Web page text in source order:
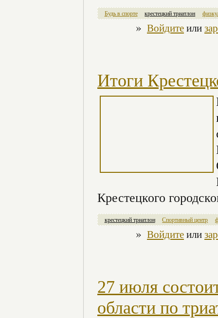
Будь в спорте крестецкий триатлон
» Войдитеили
Итоги
Крестецкого
крестецкий триатлон Спортивный центр
» Войдитеили
27 июля
области по